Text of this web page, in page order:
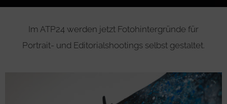
Im ATP24 werden jetzt Fotohintergründe für
Portrait- und Editorialshootings selbst gestaltet.